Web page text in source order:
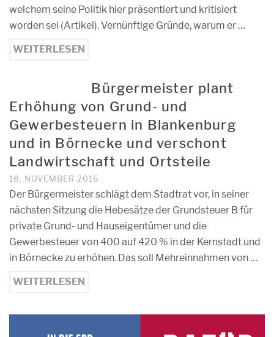
welchem seine Politik hier präsentiert und kritisiert
worden sei (Artikel). Vernünftige Gründe, warum er …
WEITERLESEN
Bürgermeister plant
Erhöhung von Grund- und
Gewerbesteuern in Blankenburg
und in Börnecke und verschont
Landwirtschaft und Ortsteile
18. NOVEMBER 2016
Der Bürgermeister schlägt dem Stadtrat vor, in seiner
nächsten Sitzung die Hebesätze der Grundsteuer B für
private Grund- und Hauseigentümer und die
Gewerbesteuer von 400 auf 420 % in der Kernstadt und
in Börnecke zu erhöhen. Das soll Mehreinnahmen von …
WEITERLESEN